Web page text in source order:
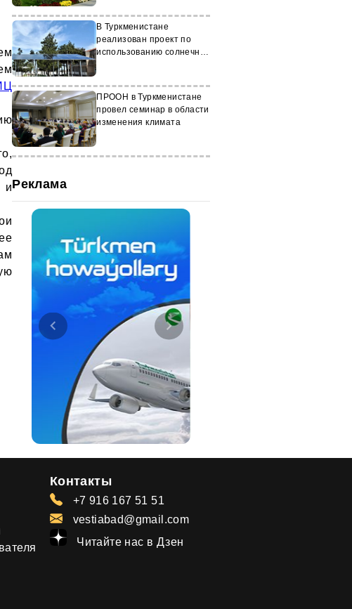
и
В Туркменистане
реализован проект по
использованию солнечной
ПРООН в Туркменистане
провел семинар в области
изменения климата
Реклама
Контакты
+7 916 167 51 51
vestiabad@gmail.com
Читайте нас в Дзен